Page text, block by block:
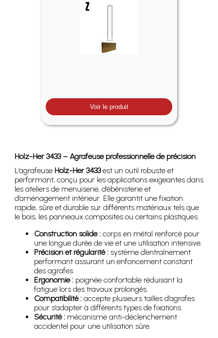
Voir le produit
Holz-Her 3433 – Agrafeuse professionnelle de précision
L’agrafeuse Holz-Her 3433est un outil robuste et
performant, conçu pour les applications exigeantes dans
les ateliers de menuiserie, d’ébénisterie et
d’aménagement intérieur. Elle garantit une fixation
rapide, sûre et durable sur différents matériaux tels que
le bois, les panneaux composites ou certains plastiques.
Construction solide : corps en métal renforcé pour
une longue durée de vie et une utilisation intensive.
Précision et régularité : système d’entraînement
performant assurant un enfoncement constant
des agrafes.
Ergonomie : poignée confortable réduisant la
fatigue lors des travaux prolongés.
Compatibilité : accepte plusieurs tailles d’agrafes
pour s’adapter à différents types de fixations.
Sécurité : mécanisme anti-déclenchement
accidentel pour une utilisation sûre.